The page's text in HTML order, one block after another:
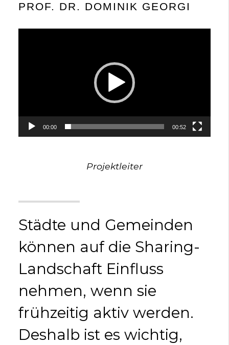
PROF. DR. DOMINIK GEORGI
00:00 00:52
Projektleiter
Städte und Gemeinden
können auf die Sharing-
Landschaft Einfluss
nehmen, wenn sie
frühzeitig aktiv werden.
Deshalb ist es wichtig,